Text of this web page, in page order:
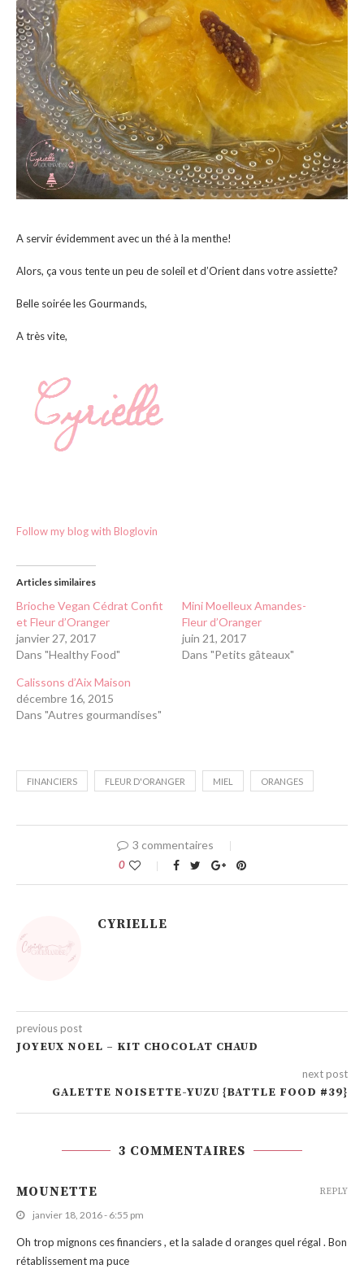
A servir évidemment avec un thé à la menthe!
Alors, ça vous tente un peu de soleil et d’Orient dans votre assiette?
Belle soirée les Gourmands,
A très vite,
Follow my blog with Bloglovin
Articles similaires
Brioche Vegan Cédrat Confit
et Fleur d’Oranger
janvier 27, 2017
Dans "Healthy Food"
Mini Moelleux Amandes-
Fleur d’Oranger
juin 21, 2017
Dans "Petits gâteaux"
Calissons d’Aix Maison
décembre 16, 2015
Dans "Autres gourmandises"
FINANCIERS FLEUR D'ORANGER MIEL ORANGES
3 commentaires
0
CYRIELLE
previous post
JOYEUX NOEL – KIT CHOCOLAT CHAUD
next post
GALETTE NOISETTE-YUZU {BATTLE FOOD #39}
3 COMMENTAIRES
MOUNETTE
janvier 18, 2016 - 6:55 pm
Oh trop mignons ces financiers , et la salade d oranges quel régal . Bon
rétablissement ma puce
REPLY